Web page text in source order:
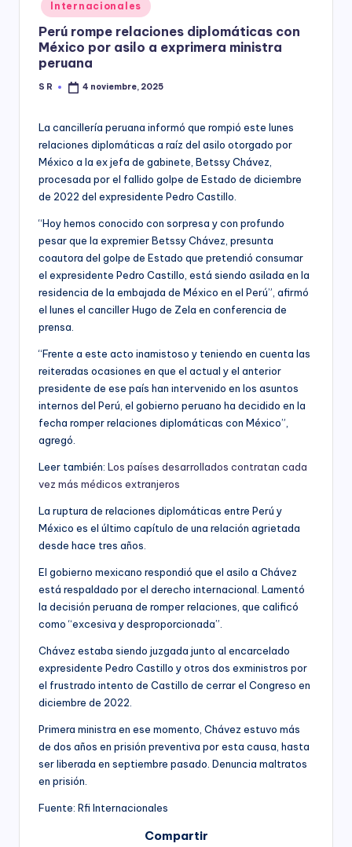
y
in
Internacionales
Perú rompe relaciones diplomáticas con
México por asilo a exprimera ministra
peruana
Posted
S R 4 noviembre, 2025
La cancillería peruana informó que rompió este lunes
relaciones diplomáticas a raíz del asilo otorgado por
México a la ex jefa de gabinete, Betssy Chávez,
procesada por el fallido golpe de Estado de diciembre
de 2022 del expresidente Pedro Castillo.
“Hoy hemos conocido con sorpresa y con profundo
pesar que la expremier Betssy Chávez, presunta
coautora del golpe de Estado que pretendió consumar
el expresidente Pedro Castillo, está siendo asilada en la
residencia de la embajada de México en el Perú”, afirmó
el lunes el canciller Hugo de Zela en conferencia de
prensa.
“Frente a este acto inamistoso y teniendo en cuenta las
reiteradas ocasiones en que el actual y el anterior
presidente de ese país han intervenido en los asuntos
internos del Perú, el gobierno peruano ha decidido en la
fecha romper relaciones diplomáticas con México”,
agregó.
Leer también: Los países desarrollados contratan cada
vez más médicos extranjeros
La ruptura de relaciones diplomáticas entre Perú y
México es el último capítulo de una relación agrietada
desde hace tres años.
El gobierno mexicano respondió que el asilo a Chávez
está respaldado por el derecho internacional. Lamentó
la decisión peruana de romper relaciones, que calificó
como “excesiva y desproporcionada”.
Chávez estaba siendo juzgada junto al encarcelado
expresidente Pedro Castillo y otros dos exministros por
el frustrado intento de Castillo de cerrar el Congreso en
diciembre de 2022.
Primera ministra en ese momento, Chávez estuvo más
de dos años en prisión preventiva por esta causa, hasta
ser liberada en septiembre pasado. Denuncia maltratos
en prisión.
Fuente: Rfi Internacionales
Compartir